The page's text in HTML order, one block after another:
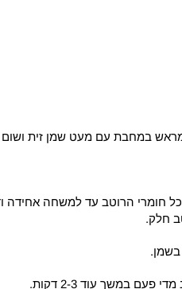
הרוטב עד למשחה אחידה
חלק.
בשמן.
במשך עוד 2-3 דקות.